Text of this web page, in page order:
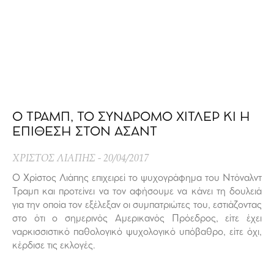
Ο ΤΡΑΜΠ, ΤΟ ΣΥΝΔΡΟΜΟ ΧΙΤΛΕΡ ΚΙ Η
ΕΠΙΘΕΣΗ ΣΤΟΝ ΑΣΑΝΤ
ΧΡΙΣΤΟΣ ΛΙΑΠΗΣ 20/04/2017
Ο Χρίστος Λιάπης επιχειρεί το ψυχογράφημα του Ντόναλντ
Τραμπ και προτείνει να τον αφήσουμε να κάνει τη δουλειά
για την οποία τον εξέλεξαν οι συμπατριώτες του, εστιάζοντας
στο ότι ο σημερινός Αμερικανός Πρόεδρος, είτε έχει
ναρκισσιστικό παθολογικό ψυχολογικό υπόβαθρο, είτε όχι,
κέρδισε τις εκλογές.